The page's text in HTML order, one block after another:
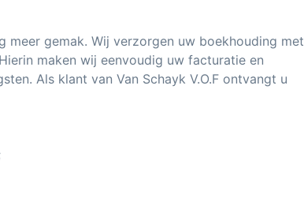
meer gemak. Wij verzorgen uw boekhouding met
maken wij eenvoudig uw facturatie en
Als klant van Van Schayk V.O.F ontvangt u